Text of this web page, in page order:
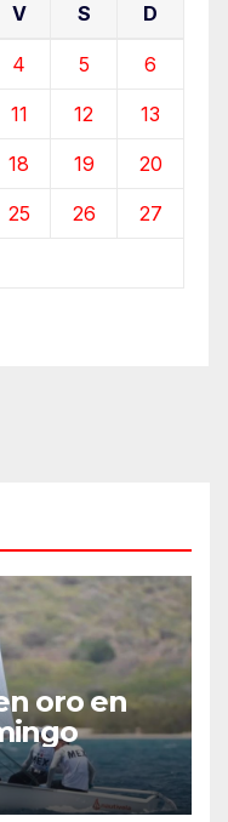
V S D
4 5 6
11 12 13
18 19 20
25 26 27
oro en